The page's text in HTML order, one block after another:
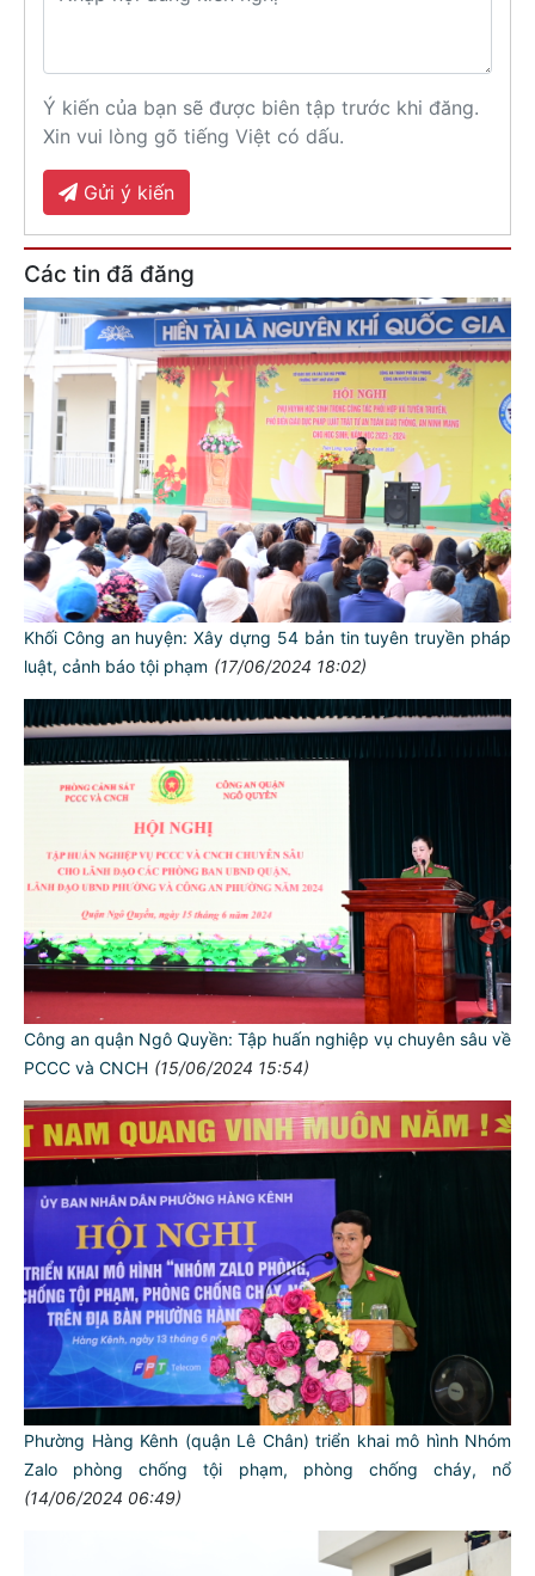
Ý kiến của bạn sẽ được biên tập trước khi đăng.
Xin vui lòng gõ tiếng Việt có dấu.
Gửi ý kiến
Các tin đã đăng
Khối Công an huyện: Xây dựng 54 bản tin tuyên truyền pháp
luật, cảnh báo tội phạm (17/06/2024 18:02)
Công an quận Ngô Quyền: Tập huấn nghiệp vụ chuyên sâu về
PCCC và CNCH (15/06/2024 15:54)
Phường Hàng Kênh (quận Lê Chân) triển khai mô hình Nhóm
Zalo phòng chống tội phạm, phòng chống cháy, nổ
(14/06/2024 06:49)